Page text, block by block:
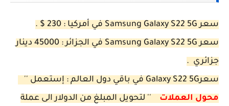
سعر Samsung Galaxy S22 5G في أمركيا : 230 $ .
سعر Samsung Galaxy S22 5G في الجزائر : 45000 دينار
جزائري .
سعرGalaxy S22 5G في باقي دول العالم : إستعمل ''
محول العملات
'' لتحويل المبلغ من الدولار الى عملة